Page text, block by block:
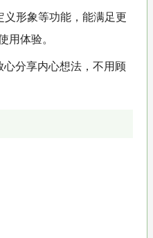
形象等功能，能满足更
用体验。
分享内心想法，不用顾